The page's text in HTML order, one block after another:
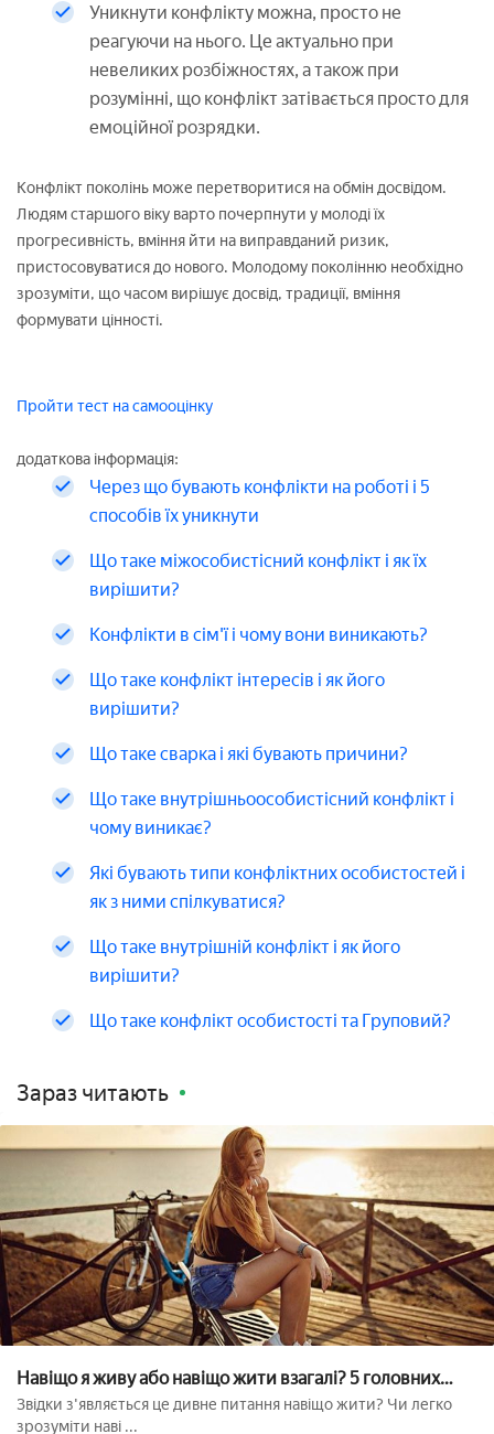
Уникнути конфлікту можна, просто не
реагуючи на нього. Це актуально при
невеликих розбіжностях, а також при
розумінні, що конфлікт затівається просто для
емоційної розрядки.
Конфлікт поколінь може перетворитися на обмін досвідом.
Людям старшого віку варто почерпнути у молоді їх
прогресивність, вміння йти на виправданий ризик,
пристосовуватися до нового. Молодому поколінню необхідно
зрозуміти, що часом вирішує досвід, традиції, вміння
формувати цінності.
Пройти тест на самооцінку
додаткова інформація:
Через що бувають конфлікти на роботі і 5
способів їх уникнути
Що таке міжособистісний конфлікт і як їх
вирішити?
Конфлікти в сім'ї і чому вони виникають?
Що таке конфлікт інтересів і як його
вирішити?
Що таке сварка і які бувають причини?
Що таке внутрішньоособистісний конфлікт і
чому виникає?
Які бувають типи конфліктних особистостей і
як з ними спілкуватися?
Що таке внутрішній конфлікт і як його
вирішити?
Що таке конфлікт особистості та Груповий?
Зараз читають
Навіщо я живу або навіщо жити взагалі? 5 головних
питань
Звідки з'являється це дивне питання навіщо жити? Чи легко
зрозуміти наві ...